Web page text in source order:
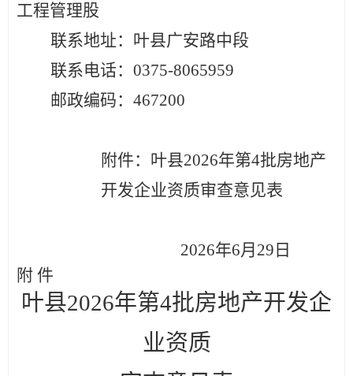
工程管理股
联系地址： 叶县广安路中段
联系电话： 0375-8065959
邮政编码： 467200
附件： 叶县2026年第4批房地产
开发企业资质审查意见表
2026年6月 29 日
附 件
叶县2026年第4批房地产开发企
业资质